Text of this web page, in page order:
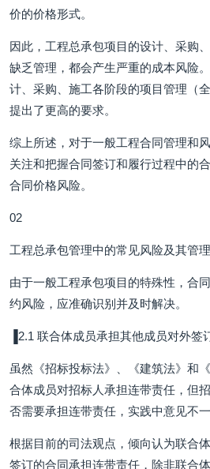
价的价格形式。
因此，工程总承包项目的设计、采购
缺乏管理，都会产生严重的成本风险
计、采购、施工各阶段的项目管理（
提出了更高的要求。
综上所述，对于一般工程合同管理和
关注和把握合同签订和履行过程中的
合同价格风险。
02
工程总承包管理中的常见风险及其管理
由于一般工程承包项目的特殊性，合
约风险，应准确识别并及时解决。
▐2.1 联合体成员承担其他成员对外签
虽然《招标投标法》、《建筑法》和
合体成员对招标人承担连带责任，但
否需要承担连带责任，实践中意见不一
根据目前的司法观点，倾向认为联合
签订的合同承担连带责任，除非联合